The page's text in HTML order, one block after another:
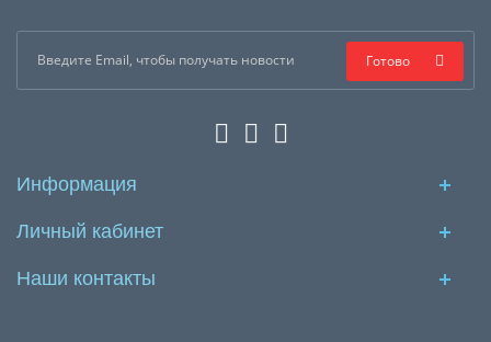
Готово
Информация
Личный кабинет
Наши контакты